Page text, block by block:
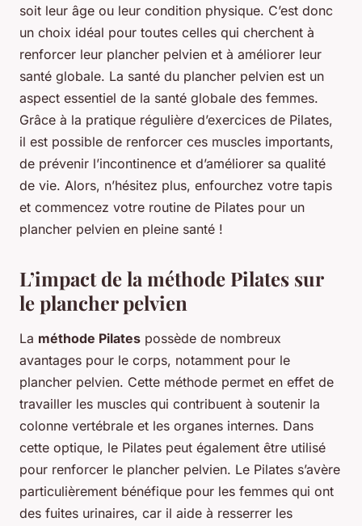
soit leur âge ou leur condition physique. C’est donc
un choix idéal pour toutes celles qui cherchent à
renforcer leur plancher pelvien et à améliorer leur
santé globale. La santé du plancher pelvien est un
aspect essentiel de la santé globale des femmes.
Grâce à la pratique régulière d’exercices de Pilates,
il est possible de renforcer ces muscles importants,
de prévenir l’incontinence et d’améliorer sa qualité
de vie. Alors, n’hésitez plus, enfourchez votre tapis
et commencez votre routine de Pilates pour un
plancher pelvien en pleine santé !
L’impact de la méthode Pilates sur
le plancher pelvien
La méthode Pilates possède de nombreux
avantages pour le corps, notamment pour le
plancher pelvien. Cette méthode permet en effet de
travailler les muscles qui contribuent à soutenir la
colonne vertébrale et les organes internes. Dans
cette optique, le Pilates peut également être utilisé
pour renforcer le plancher pelvien. Le Pilates s’avère
particulièrement bénéfique pour les femmes qui ont
des fuites urinaires, car il aide à resserrer les